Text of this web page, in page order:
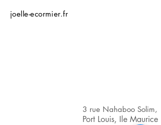
joelle-ecormier.fr
3 rue Nahaboo Solim,
Port Louis, Ile Maurice